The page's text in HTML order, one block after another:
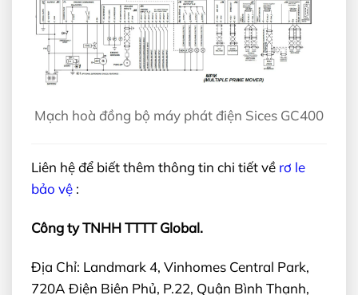
Mạch hoà đồng bộ máy phát điện Sices GC400
Liên hệ để biết thêm thông tin chi tiết về rơ le
bảo vệ :
Công ty TNHH TTTT Global.
Địa Chỉ: Landmark 4, Vinhomes Central Park,
720A Điện Biên Phủ, P.22, Quận Bình Thạnh,